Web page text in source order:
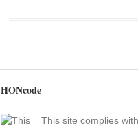
HONcode
This site complies with